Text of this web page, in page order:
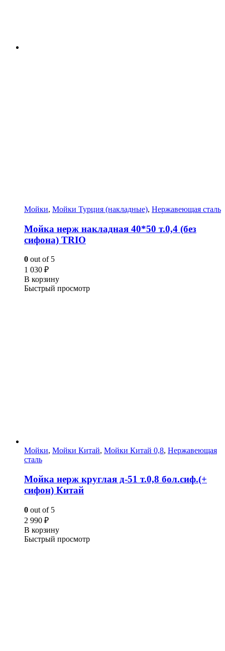
Мойки, Мойки Турция (накладные), Нержавеющая сталь
Мойка нерж накладная 40*50 т.0,4 (без
сифона) TRIO
0 out of 5
1 030 ₽
В корзину
Быстрый просмотр
Мойки, Мойки Китай, Мойки Китай 0,8, Нержавеющая
сталь
Мойка нерж круглая д-51 т.0,8 бол.сиф.(+
сифон) Китай
0 out of 5
2 990 ₽
В корзину
Быстрый просмотр